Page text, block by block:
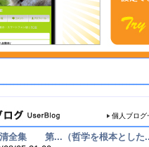
個人ブログ
全集 第...（哲学を根本とした...